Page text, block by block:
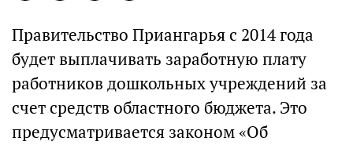
Правительство Приангарья с 2014 года
будет выплачивать заработную плату
работников дошкольных учреждений за
счет средств областного бюджета. Это
предусматривается законом «Об